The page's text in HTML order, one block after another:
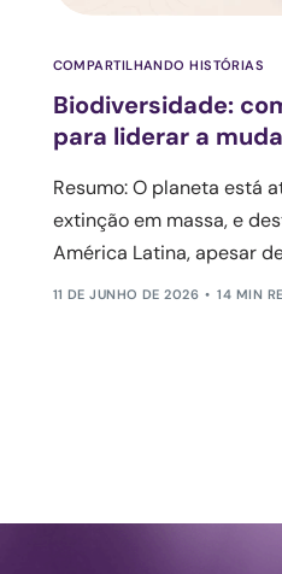
COMPARTILHANDO HISTÓRIAS
Biodiversidade:
para liderar a
Resumo: O planeta está
extinção em massa, e
América Latina, apesar
11 DE JUNHO DE 2026 14 MIN